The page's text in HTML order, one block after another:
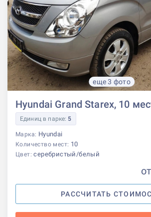
еще 3 фото
Hyundai Grand Starex, 10
Единиц в парке: 5
Марка: Hyundai
Количество мест: 10
Цвет:серебристый/белый
от
РАССЧИТАТЬ